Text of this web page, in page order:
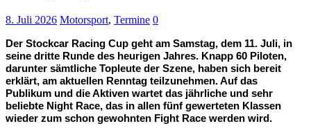
8. Juli 2026 Motorsport, Termine 0
Der Stockcar Racing Cup geht am Samstag, dem 11. Juli, in
seine dritte Runde des heurigen Jahres. Knapp 60 Piloten,
darunter sämtliche Topleute der Szene, haben sich bereit
erklärt, am aktuellen Renntag teilzunehmen. Auf das
Publikum und die Aktiven wartet das jährliche und sehr
beliebte Night Race, das in allen fünf gewerteten Klassen
wieder zum schon gewohnten Fight Race werden wird.